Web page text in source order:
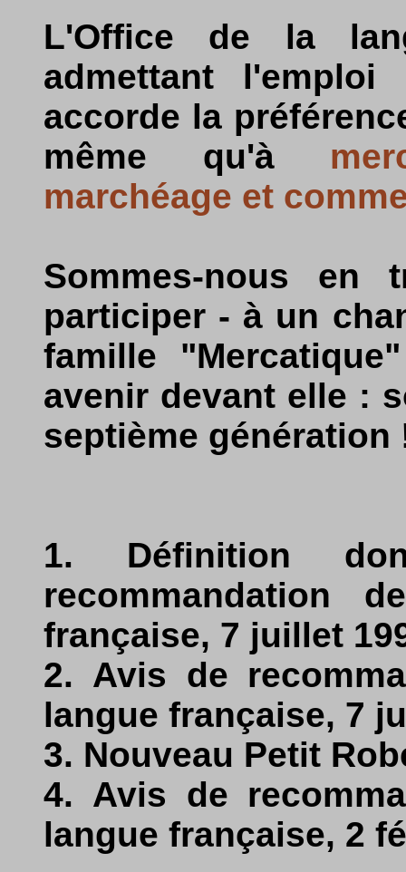
L'Office de la
admettant
accorde la
même qu'à
marchéage et
Sommes-nous
participer - à un
famille
avenir devant elle :
septième génération
1. Définition
recommandation
française, 7 juillet
2. Avis de
langue française, 7
3. Nouveau Petit
4. Avis de
langue française, 2